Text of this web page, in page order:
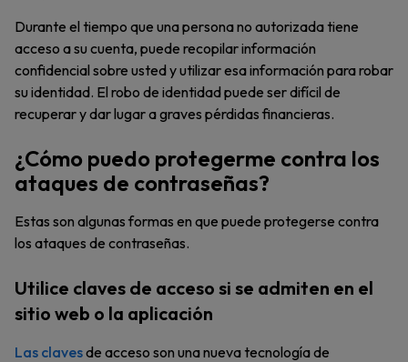
Durante el tiempo que una persona no autorizada tiene
acceso a su cuenta, puede recopilar información
confidencial sobre usted y utilizar esa información para robar
su identidad. El robo de identidad puede ser difícil de
recuperar y dar lugar a graves pérdidas financieras.
¿Cómo puedo protegerme contra los
ataques de contraseñas?
Estas son algunas formas en que puede protegerse contra
los ataques de contraseñas.
Utilice claves de acceso si se admiten en el
sitio web o la aplicación
Las clavesde acceso son una nueva tecnología de